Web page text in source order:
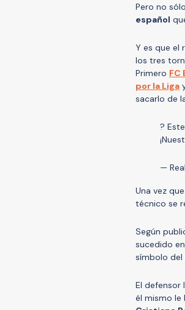
Pero no
español
Y es que el
los tres
Primero FC
por la Liga
sacarlo de
?
—
Una vez
técnico se
Según
sucedido
símbolo del
El defensor
él mismo le